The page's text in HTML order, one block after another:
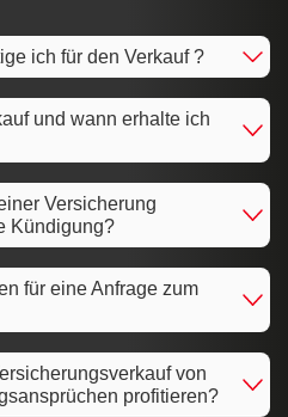
ich für den Verkauf ?
und wann erhalte ich
Versicherung
Kündigung?
für eine Anfrage zum
von
profitieren?